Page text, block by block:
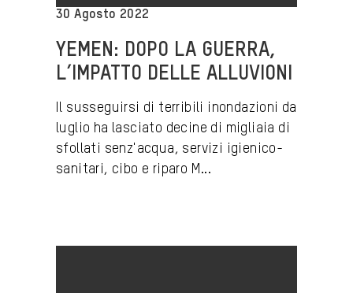
30 Agosto 2022
YEMEN: DOPO LA GUERRA,
L’IMPATTO DELLE ALLUVIONI
Il susseguirsi di terribili inondazioni da
luglio ha lasciato decine di migliaia di
sfollati senz'acqua, servizi igienico-
sanitari, cibo e riparo M...